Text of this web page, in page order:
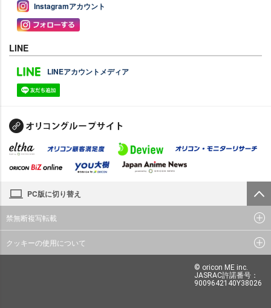
Instagramアカウント
LINE
LINEアカウントメディア
PC版に切り替え
禁無断複写転載
クッキーの使用について
© oricon ME inc.
JASRAC許諾番号：
9009642140Y38026